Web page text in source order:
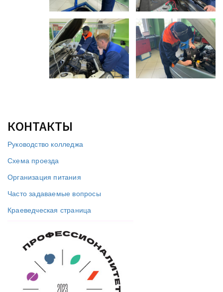
КОНТАКТЫ
Руководство колледжа
Схема проезда
Организация питания
Часто задаваемые вопросы
Краеведческая страница